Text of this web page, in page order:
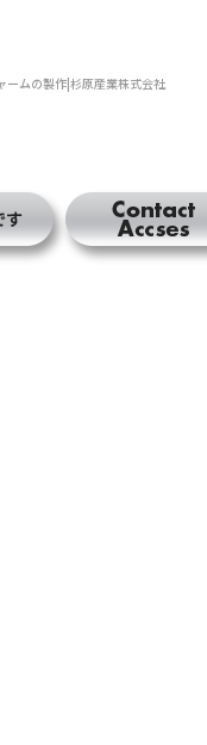
ームの製作|杉原産業株式会社